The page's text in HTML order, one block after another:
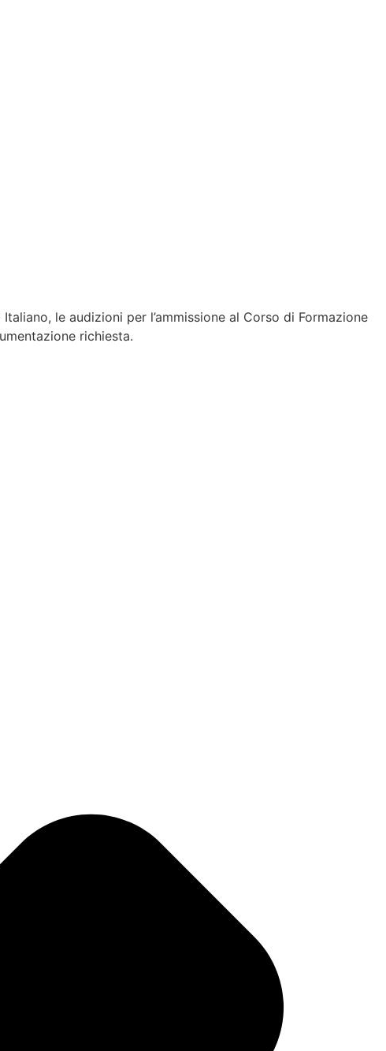
le audizioni per l’ammissione al Corso di Formazione
richiesta.